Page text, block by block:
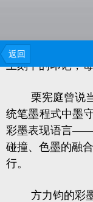
返回
中国当代艺术
墨人物画领域完
上刻下的印记，
栗宪庭曾说当
统笔墨程式中墨
彩墨表现语言——
碰撞、色墨的融
行。
方力钧的彩墨